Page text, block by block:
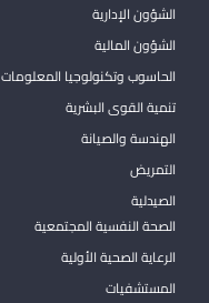
الشؤون الإدارية
الشؤون المالية
الحاسوب وتكنولوجيا المعلومات
تنمية القوى البشرية
الهندسة والصيانة
التمريض
الصيدلية
الصحة النفسية المجتمعية
الرعاية الصحية الأولية
المستشفيات